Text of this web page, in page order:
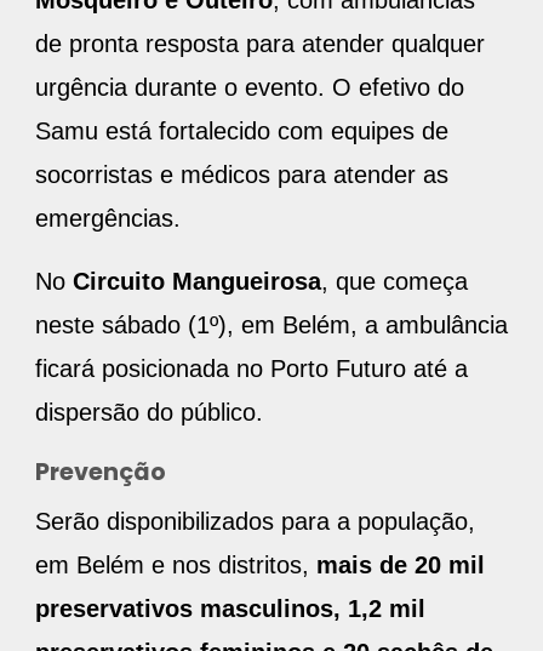
de pronta resposta para atender qualquer
urgência durante o evento. O efetivo do
Samu está fortalecido com equipes de
socorristas e médicos para atender as
emergências.
No Circuito Mangueirosa, que começa
neste sábado (1º), em Belém, a ambulância
ficará posicionada no Porto Futuro até a
dispersão do público.
Prevenção
Serão disponibilizados para a população,
em Belém e nos distritos, mais de 20 mil
preservativos masculinos, 1,2 mil